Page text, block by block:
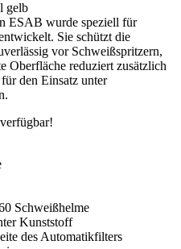
gelb
ESAB wurde speziell für
Sie schützt die
vor Schweißspritzern,
Oberfläche reduziert zusätzlich
den Einsatz unter
Schweißhelme
Kunststoff
des Automatikfilters